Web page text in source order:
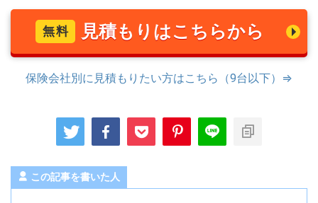
無料 見積もりはこちらから
保険会社別に見積もりたい方はこちら（9台以下）⇒
この記事を書いた人